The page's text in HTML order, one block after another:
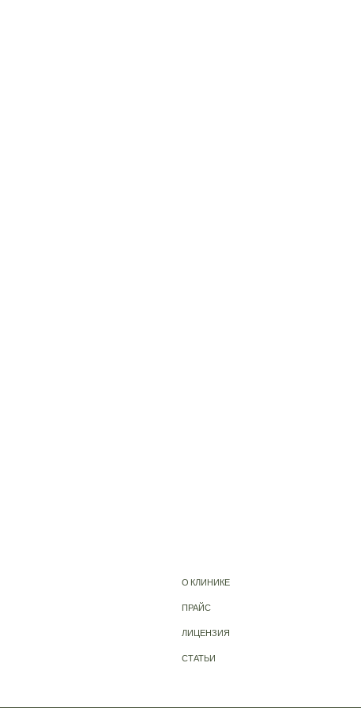
О КЛИНИКЕ
ПРАЙС
ЛИЦЕНЗИЯ
СТАТЬИ